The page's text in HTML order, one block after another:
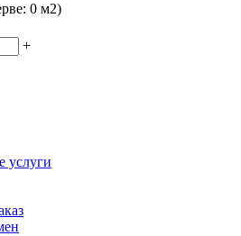
0 м2)
+
услуги